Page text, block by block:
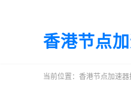
香港节点
当前位置： 香港节点加速器